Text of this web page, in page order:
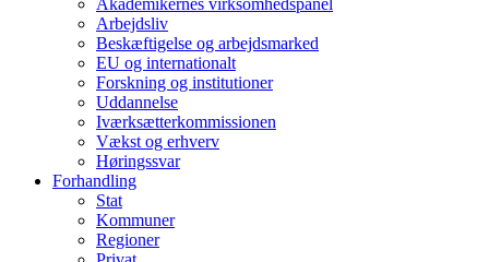
Akademikernes virksomhedspanel
Arbejdsliv
Beskæftigelse og arbejdsmarked
EU og internationalt
Forskning og institutioner
Uddannelse
Iværksætterkommissionen
Vækst og erhverv
Høringssvar
Forhandling
Stat
Kommuner
Regioner